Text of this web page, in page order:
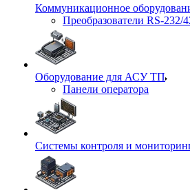
Коммуникационное
Преобразователи RS-232/
Оборудование для АСУ ТП
Панели оператора
Системы контроля и